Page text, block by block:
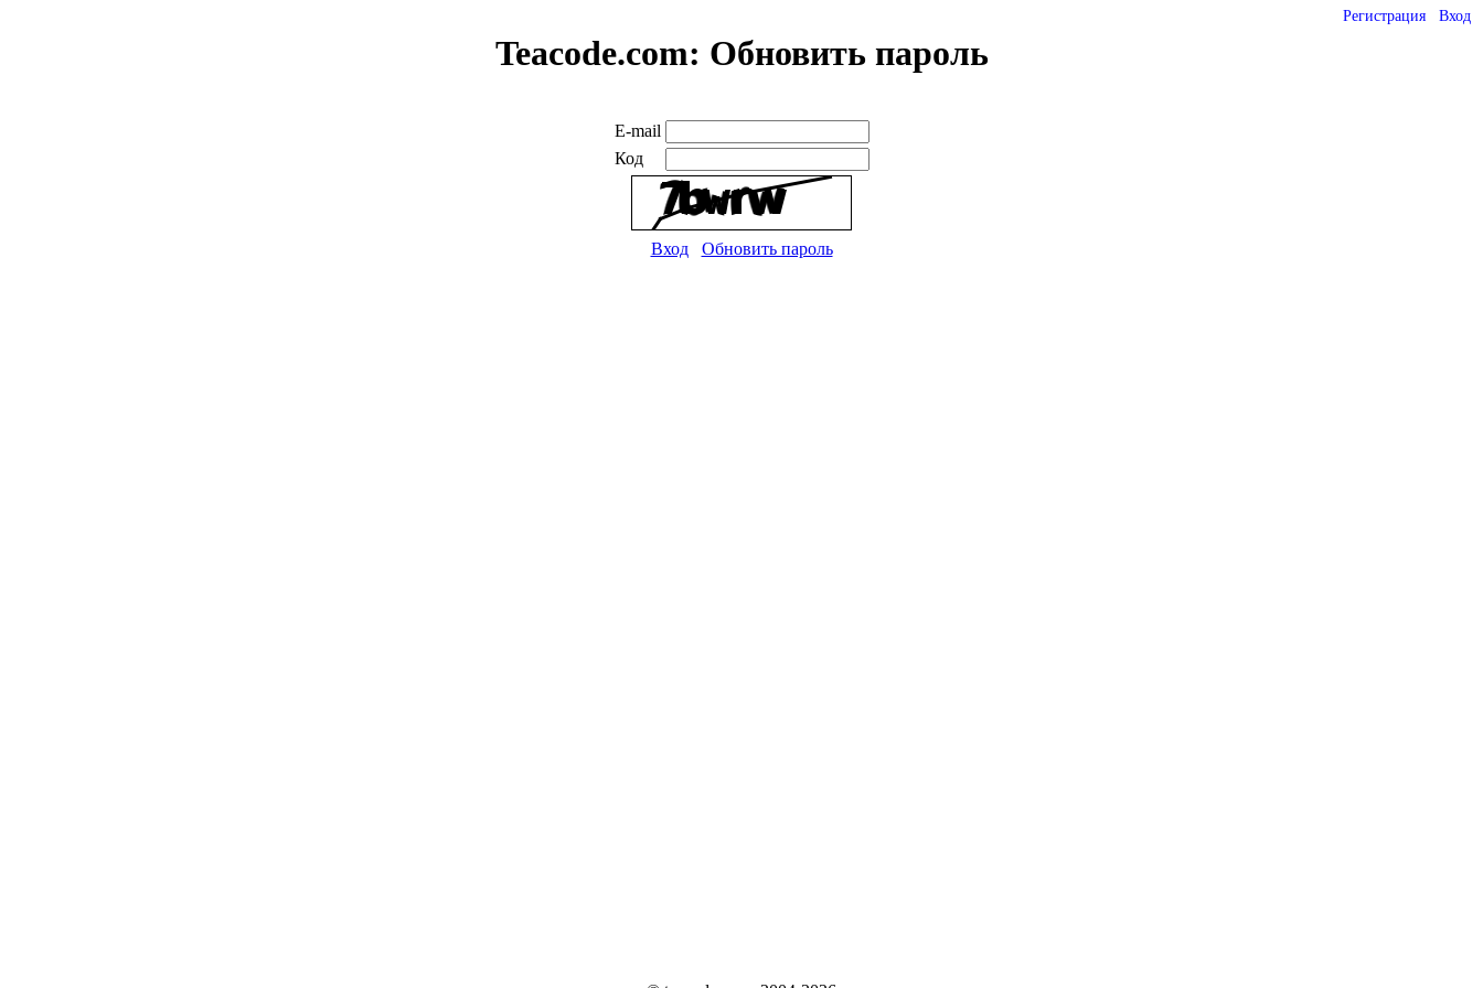
Регистрация Вход
Teacode.com: Обновить пароль
E-mail
Код
Вход Обновить пароль